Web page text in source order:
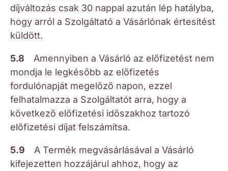
díjváltozás csak 30 nappal azután lép hatályba,
hogy arról a Szolgáltató a Vásárlónak értesítést
küldött.
5.8 Amennyiben a Vásárló az előfizetést nem
mondja le legkésőbb az előfizetés
fordulónapját megelőző napon, ezzel
felhatalmazza a Szolgáltatót arra, hogy a
következő előfizetési időszakhoz tartozó
előfizetési díjat felszámítsa.
5.9 A Termék megvásárlásával a Vásárló
kifejezetten hozzájárul ahhoz, hogy az